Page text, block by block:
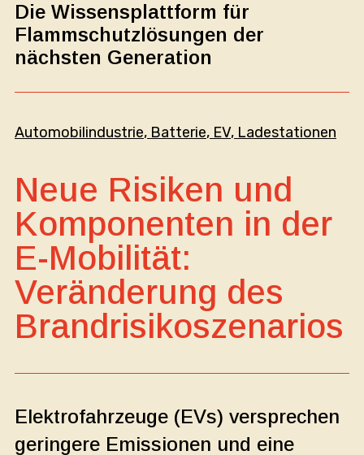
Die Wissensplattform für
Flammschutzlösungen der
nächsten Generation
Automobilindustrie, Batterie, EV, Ladestationen
Neue Risiken und
Komponenten in der
E-Mobilität:
Veränderung des
Brandrisikoszenarios
Elektrofahrzeuge (EVs) versprechen
geringere Emissionen und eine